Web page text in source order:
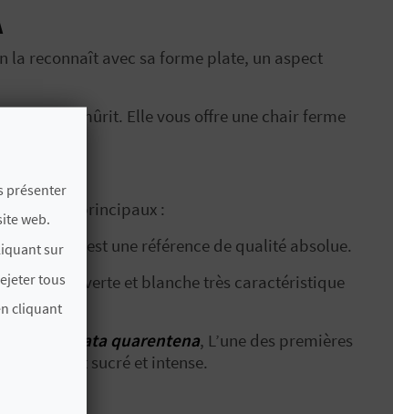
la reconnaît avec sa forme plate, un aspect
mûrit. Elle vous offre une chair ferme
a 2 types principaux :
de chair, c’est une référence de qualité absolue.
couleur verte et blanche très caractéristique
la tomata quarentena, L’une des premières
son goût sucré et intense.
présenter
web.
sur
tous
cliquant